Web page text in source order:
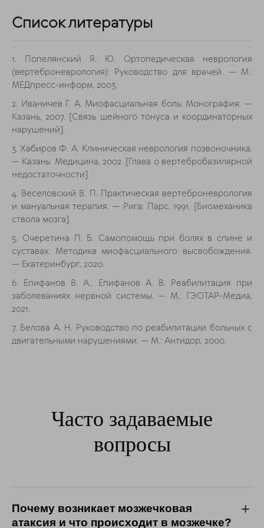
Список литературы
1. Попелянский Я. Ю. Ортопедическая неврология
(вертеброневрология): Руководство для врачей. — М.:
МЕДпресс-информ, 2003.
2. Иваничев Г. А. Миофасциальная боль: Монография. —
Казань, 2007. [Связь шейного тонуса и координаторных
нарушений].
3. Хабиров Ф. А. Клиническая неврология позвоночника.
— Казань: Медицина, 2002. [Глава о вертебробазилярной
недостаточности].
4. Веселовский В. П. Практическая вертеброневрология
и мануальная терапия. — Рига: Парс, 1991. [Биомеханика
ствола мозга].
5. Очеретина П. Б. Самопомощь при болях в спине и
суставах. Методика миофасциального высвобождения.
— Екатеринбург, 2020.
6. Епифанов В. А., Епифанов А. В. Реабилитация при
заболеваниях нервной системы. — М.: ГЭОТАР-Медиа,
2021.
7. Белова А. Н. Руководство по реабилитации больных с
двигательными нарушениями. — М.: Антидор, 2000.
Часто задаваемые
вопросы
Почему возникает мозжечковая
атаксия и что происходит в мозжечке?